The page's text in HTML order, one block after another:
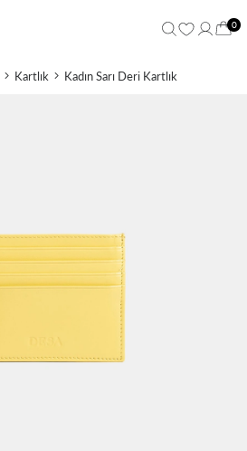
0
Kartlık Kadın Sarı Deri Kartlık